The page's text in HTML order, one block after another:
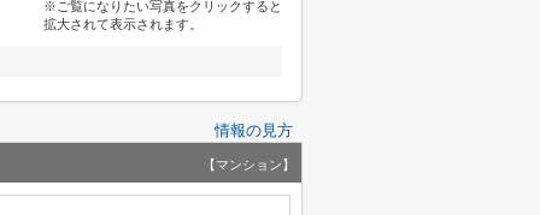
※ご覧になりたい写真をクリックすると
拡大されて表示されます。
情報の見方
【マンション】